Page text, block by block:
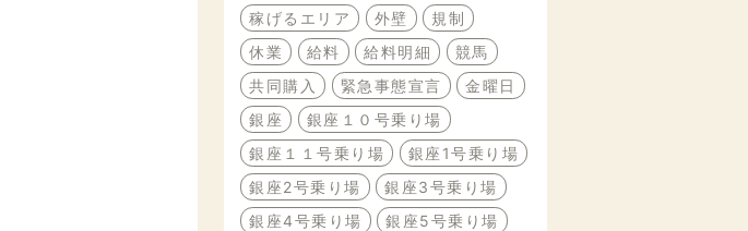
稼げるエリア
外壁
規制
休業
給料 給料明細
競馬
共同購入
緊急事態宣言
金曜日
銀座
銀座１０号乗り場
銀座１１号乗り場
銀座1号乗り場
銀座2号乗り場
銀座3号乗り場
銀座4号乗り場
銀座5号乗り場